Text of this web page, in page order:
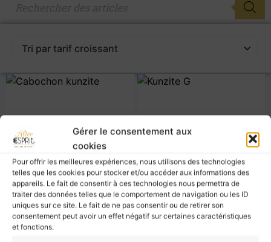
Gérer le consentement aux
cookies
Pour offrir les meilleures expériences, nous utilisons des technologies
telles que les cookies pour stocker et/ou accéder aux informations des
appareils. Le fait de consentir à ces technologies nous permettra de
traiter des données telles que le comportement de navigation ou les ID
uniques sur ce site. Le fait de ne pas consentir ou de retirer son
consentement peut avoir un effet négatif sur certaines caractéristiques
et fonctions.